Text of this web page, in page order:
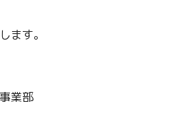
ます。
業部